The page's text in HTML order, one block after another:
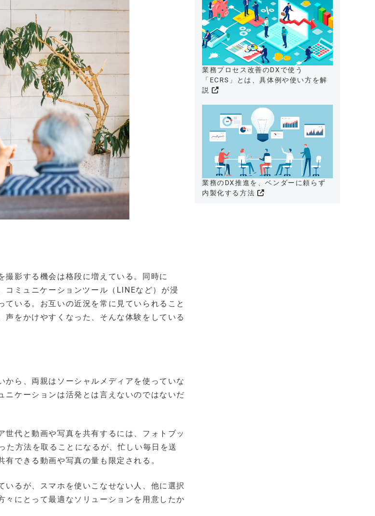
影する機会は格段に増えている。同時に
ミュニケーションツール（LINEなど）が浸
いる。お互いの近況を常に見ていられること
をかけやすくなった、そんな体験をしている
ら、両親はソーシャルメディアを使っていな
ケーションは活発とは言えないのではないだ
代と動画や写真を共有するには、フォトブッ
た方法を取ることになるが、忙しい毎日を送
できる動画や写真の量も限定される。
るが、スマホを使いこなせない人、他に選択
にとって最適なソリューションを用意したか
業務プロセス改善のDXで使う
「ECRS」とは、具体例や使い方を解
説
業務のDX推進を、ベンダーに頼らず
内製化する方法